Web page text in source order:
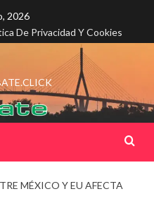
2026
De Privacidad Y Cookies
MÉXICO Y EU AFECTA